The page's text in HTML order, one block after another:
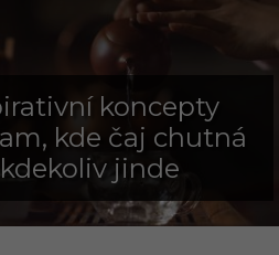
koncepty
kde čaj chutná
jinde